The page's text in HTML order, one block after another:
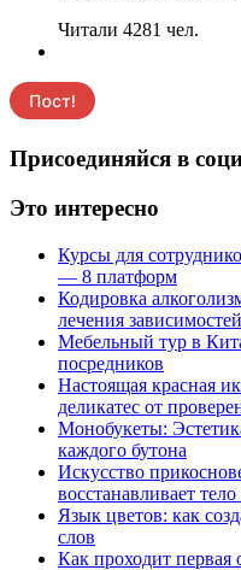
Читали 4281 чел.
Присоединяйся в
Это интересно
Курсы для
— 8 платформ
Кодировка
лечения зависимостей
Мебельный тур в
посредников
Настоящая красная
деликатес от
Монобукеты:
каждого бутона
Искусство
восстанавливает
Язык цветов: как
слов
Как проходит первая